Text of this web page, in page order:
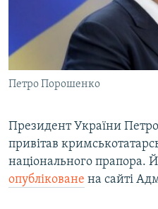
ВІДЕОУРОКИ «ELIFBE»
СВІДЧЕННЯ ОКУПАЦІЇ
УКРАЇНСЬКА ПРОБЛЕМА КРИМУ
ІНФОГРАФІКА
Русский
Qırımtatar
ДОЛУЧАЙСЯ!
Усі сайти RFE/RL
Петро Порошенко
Президент України
привітав
національного прапора.
опубліковане на сайті